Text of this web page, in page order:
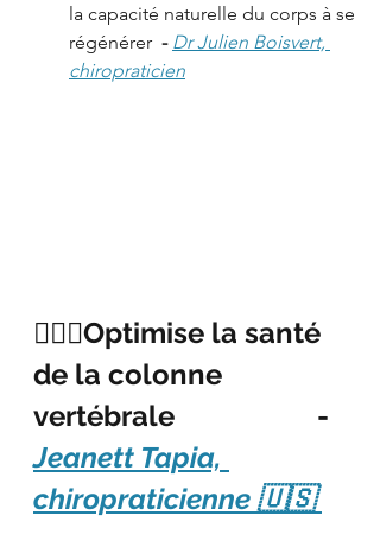
la capacité naturelle du corps à se
régénérer
  -
Dr Julien Boisvert,
chiropraticien
🚶🏼‍♀️Optimise la santé
de la colonne
vertébrale                    -
Jeanett Tapia,
chiropraticienne 🇺🇸